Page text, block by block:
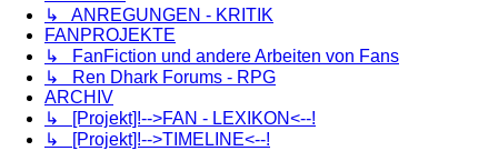
↳ ANREGUNGEN - KRITIK
FANPROJEKTE
↳ FanFiction und andere Arbeiten von Fans
↳ Ren Dhark Forums - RPG
ARCHIV
↳ [Projekt]!-->FAN - LEXIKON<--!
↳ [Projekt]!-->TIMELINE<--!